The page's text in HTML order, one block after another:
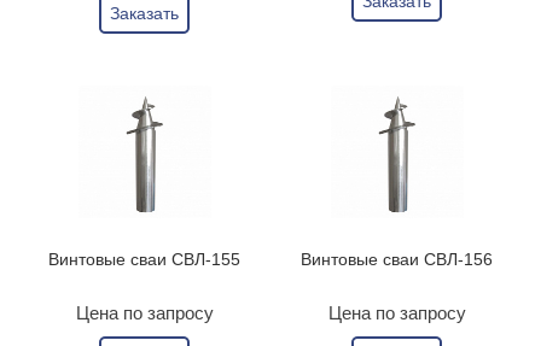
Заказать
Винтовые сваи СВЛ-155
Цена по запросу
Винтовые сваи СВЛ-156
Цена по запросу